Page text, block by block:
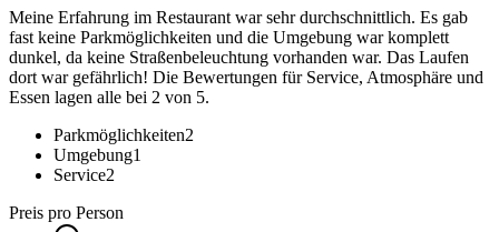
Meine Erfahrung im Restaurant war sehr durchschnittlich. Es gab
fast keine Parkmöglichkeiten und die Umgebung war komplett
dunkel, da keine Straßenbeleuchtung vorhanden war. Das Laufen
dort war gefährlich! Die Bewertungen für Service, Atmosphäre und
Essen lagen alle bei 2 von 5.
Parkmöglichkeiten2
Umgebung1
Service2
Preis pro Person